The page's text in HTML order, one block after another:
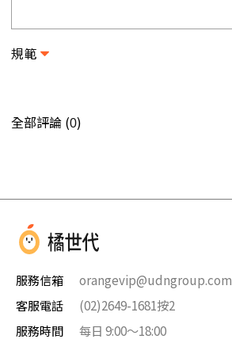
規範
全部評論 (0)
服務信箱
orangevip@udngroup.com
客服電話
(02)2649-1681按2
服務時間
每日 9:00～18:00